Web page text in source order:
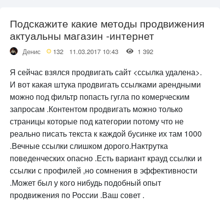
Подскажите какие методы продвижения
актуальны магазин -интернет
Денис 132 11.03.2017 10:43 1 392
Я сейчас взялся продвигать сайт <ссылка удалена>.
И вот какая штука продвигать ссылками арендными
можно под фильтр попасть гугла по комерческим
запросам .Контентом продвигать можно только
страницы которые под категории потому что не
реально писать текста к каждой бусинке их там 1000
.Вечные ссылки слишком дорого.Нактрутка
поведенческих опасно .Есть вариант крауд ссылки и
ссылки с профилей ,но сомнения в эффективности
.Может был у кого нибудь подобный опыт
продвижения по России .Ваш совет .